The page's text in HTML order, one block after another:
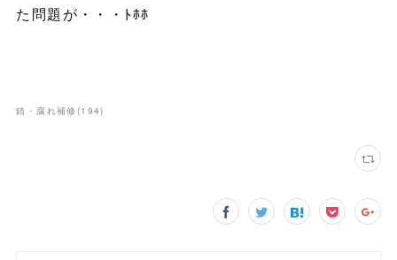
た問題が・・・ﾄﾎﾎ
錆・腐れ補修(194)